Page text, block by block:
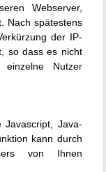
Webserver,
Nach spätestens
der IP-
so dass es nicht
Nutzer
Javascript, Java-
kann durch
von Ihnen